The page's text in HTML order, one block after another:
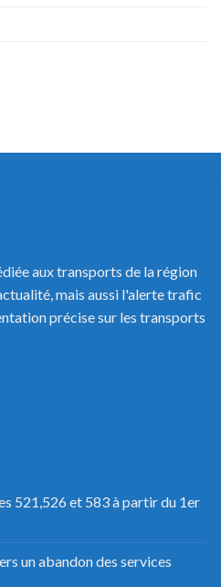
aux transports de la région
mais aussi l'alerte trafic
précise sur les transports
521,526 et 583 à partir du 1er
un abandon des services